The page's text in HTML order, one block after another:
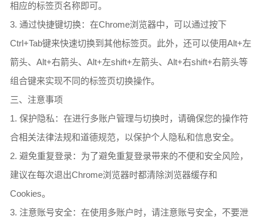
相应的标签页名称即可。
3. 通过快捷键切换：在Chrome浏览器中，可以通过按下
Ctrl+Tab键来快速切换到其他标签页。此外，还可以使用Alt+左
箭头、Alt+右箭头、Alt+左shift+左箭头、Alt+右shift+右箭头等
组合键来实现不同的标签页切换操作。
三、注意事项
1. 保护隐私：在进行多账户管理与切换时，请确保您的操作符
合相关法律法规和道德规范，以保护个人隐私和信息安全。
2. 避免重复登录：为了避免重复登录带来的不便和安全风险，
建议在每次退出Chrome浏览器时都清除浏览器缓存和
Cookies。
3. 注意账号安全：在使用多账户时，请注意账号安全，不要泄